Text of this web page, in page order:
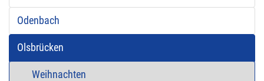
Odenbach
Olsbrücken
Weihnachten